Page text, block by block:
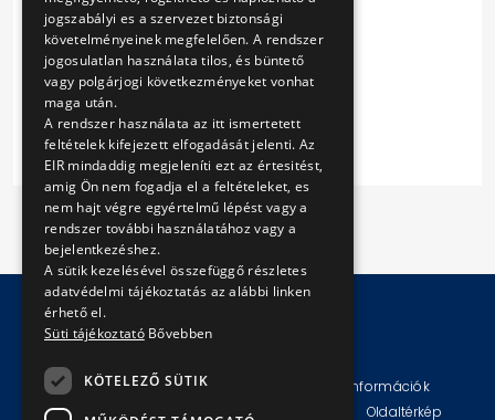
Nyilatkozat alvállalkozókról
Nyilatkozat kizáró okokról
Nyialtkozat árbevételről
Referencia nyilatkozat
Egyéb nyilatkozat
Impresszum Jogi nyilatkozat
Technikai információk
Adatvédelmi politika és tájékoztatások
Oldaltérkép
jogszabályi es a szervezet biztonsági
követelményeinek megfelelően. A rendszer
jogosulatlan használata tilos, és büntető
vagy polgárjogi következményeket vonhat
maga után.
A rendszer használata az itt ismertetett
feltételek kifejezett elfogadását jelenti. Az
EIR mindaddig megjeleníti ezt az értesitést,
amig Ön nem fogadja el a feltételeket, es
nem hajt végre egyértelmű lépést vagy a
rendszer további használatához vagy a
bejelentkezéshez.
A sütik kezelésével összefüggő részletes
adatvédelmi tájékoztatás az alábbi linken
érhető el.
Süti tájékoztató Bővebben
KÖTELEZŐ SÜTIK